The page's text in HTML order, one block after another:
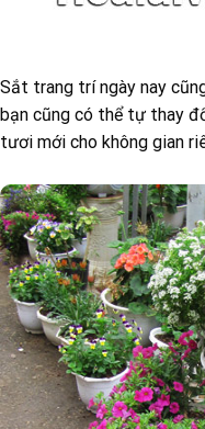
Sắt trang trí ngày nay
bạn cũng có thể tự thay
tươi mới cho không gian